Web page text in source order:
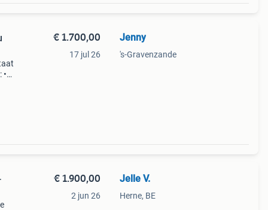
•
€ 1.700,00
17 jul 26
Jenny
's-Gravenzande
€ 1.900,00
2 jun 26
Jelle V.
Herne, BE